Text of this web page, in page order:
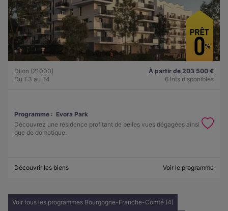
Dijon (21000)
Du T3 au T4
À partir de 203 500 €
6 lots disponibles
Programme : Evora Park
Découvrez une résidence profitant de belles vues dégagées ainsi
que de domotique.
Découvrir les biens Voir le programme
Voir tous les programmes Bourgogne-Franche-Comté (4)